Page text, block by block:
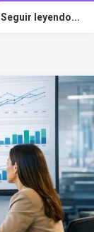
Seguir leyendo...